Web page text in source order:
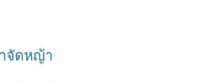
จัดหญ้า